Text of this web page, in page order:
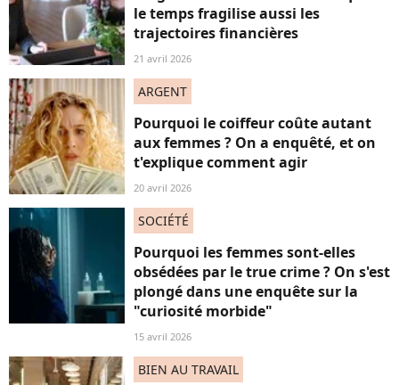
le temps fragilise aussi les
trajectoires financières
21 avril 2026
ARGENT
Pourquoi le coiffeur coûte autant
aux femmes ? On a enquêté, et on
t'explique comment agir
20 avril 2026
SOCIÉTÉ
Pourquoi les femmes sont-elles
obsédées par le true crime ? On s'est
plongé dans une enquête sur la
"curiosité morbide"
15 avril 2026
BIEN AU TRAVAIL